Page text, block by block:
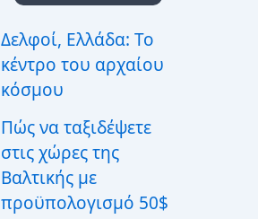
:Δελφοί, Ελλάδα: Το
κέντρο του αρχαίου
κόσμου
Πώς να ταξιδέψετε
στις χώρες της
Βαλτικής με
προϋπολογισμό 50$